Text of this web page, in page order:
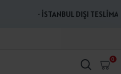
· İSTANBUL DIŞI
0